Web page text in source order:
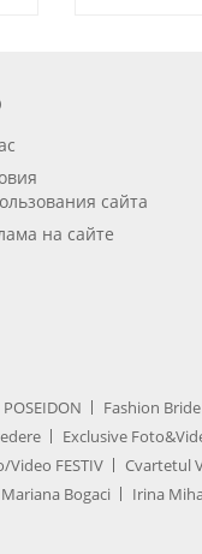
сайта
на сайте
POSEIDON Fashion Bride
Exclusive
Video FESTIV Cvartetul
Mariana Bogaci Irina